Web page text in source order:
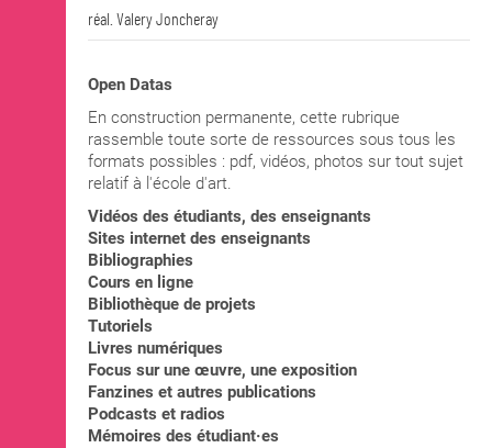
réal. Valery Joncheray
Open Datas
En construction permanente, cette rubrique
rassemble toute sorte de ressources sous tous les
formats possibles : pdf, vidéos, photos sur tout sujet
relatif à l'école d'art.
Vidéos des étudiants, des enseignants
Sites internet des enseignants
Bibliographies
Cours en ligne
Bibliothèque de projets
Tutoriels
Livres numériques
Focus sur une œuvre, une exposition
Fanzines et autres publications
Podcasts et radios
Mémoires des étudiant·es